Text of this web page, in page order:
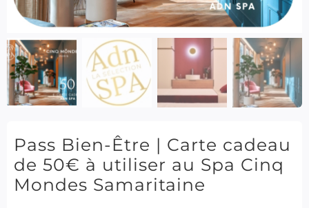
Pass Bien-Être | Carte cadeau
de 50€ à utiliser au Spa Cinq
Mondes Samaritaine